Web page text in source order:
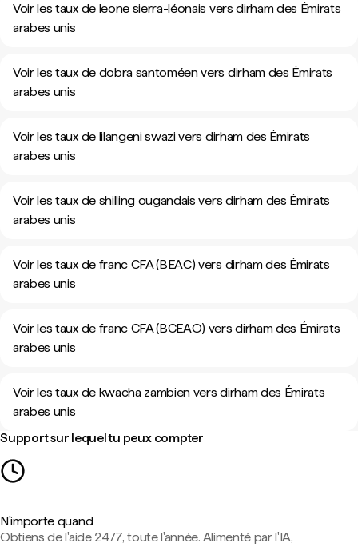
Voir les taux de leone sierra-léonais vers dirham des Émirats
arabes unis
Voir les taux de dobra santoméen vers dirham des Émirats
arabes unis
Voir les taux de lilangeni swazi vers dirham des Émirats
arabes unis
Voir les taux de shilling ougandais vers dirham des Émirats
arabes unis
Voir les taux de franc CFA (BEAC) vers dirham des Émirats
arabes unis
Voir les taux de franc CFA (BCEAO) vers dirham des Émirats
arabes unis
Voir les taux de kwacha zambien vers dirham des Émirats
arabes unis
Support sur lequel tu peux compter
N'importe quand
Obtiens de l'aide 24/7, toute l'année. Alimenté par l'IA,